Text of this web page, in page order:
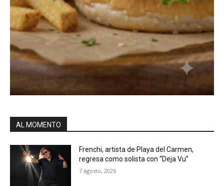
AL MOMENTO
Frenchi, artista de Playa del Carmen,
regresa como solista con “Deja Vu”
7 agosto, 2026